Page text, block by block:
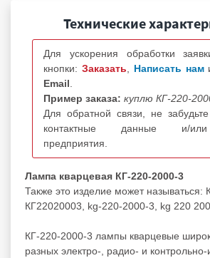
Технические
Для ускорения обработки
кнопки: Заказать Написать нам
Email
Пример заказа: куплю КГ-220-
Для обратной связи, не
контактные данные и/
предприятия.
Лампа кварцевая КГ-220-2000-3
Также это изделие может называться:
КГ22020003, kg-220-2000-3, kg 220
КГ-220-2000-3 лампы кварцевые
разных электро-, радио- и